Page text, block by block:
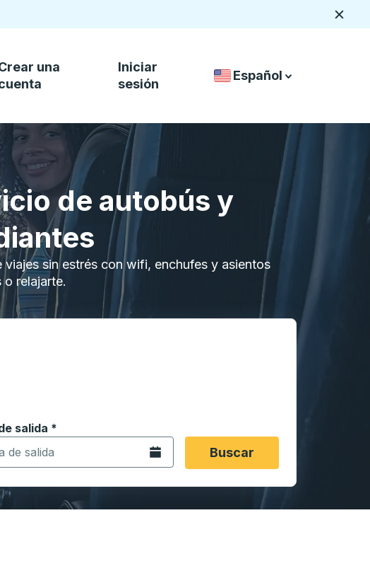
una
Iniciar
sesión
Selector de idiomas del
Español
down arrow
down arrow
de autobús y
sin estrés con wifi, enchufes y asientos
relajarte.
de flecha para navegar hasta la ciudad de origen que
las opciones de ubicación y luego use las teclas de flecha
salida *
la fecha en formato de fecha Barra diagonal de mes de 2
Abra el calendario.Buscar